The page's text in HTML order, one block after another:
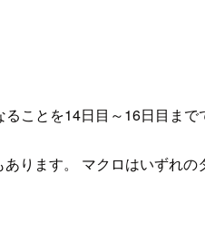
ことを14日目～16日目まで
ります。 マクロはいずれ